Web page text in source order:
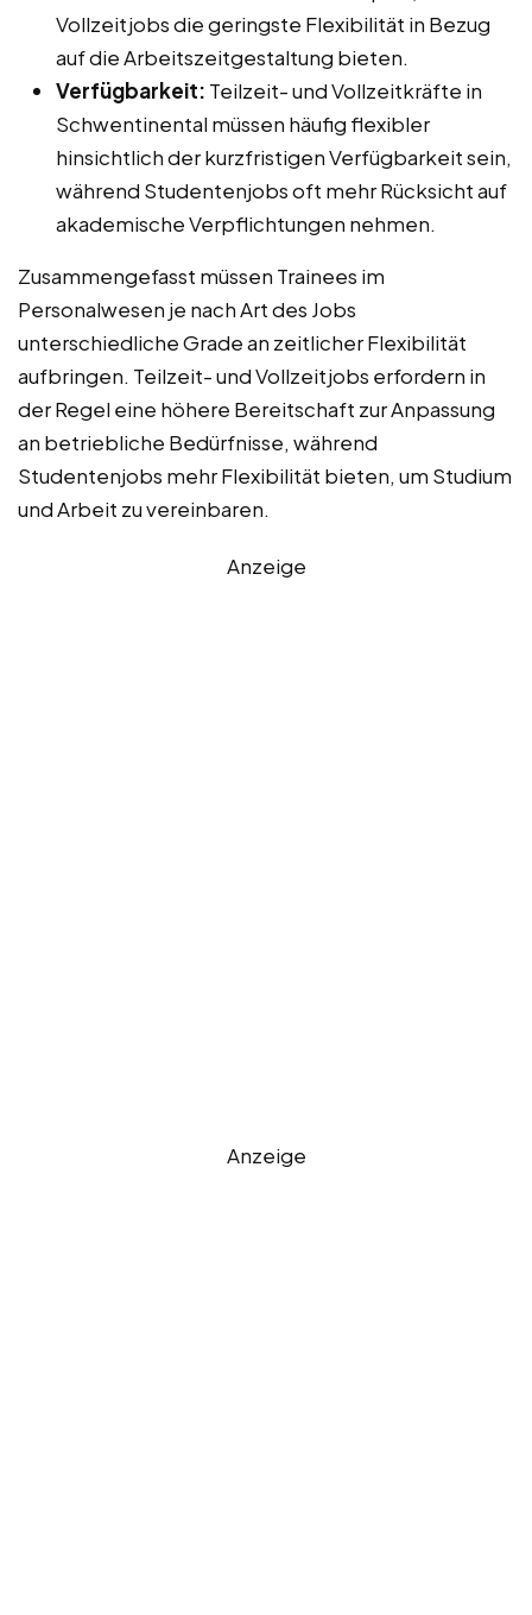
Vollzeitjobs die geringste Flexibilität in Bezug
auf die Arbeitszeitgestaltung bieten.
Verfügbarkeit: Teilzeit- und Vollzeitkräfte in
Schwentinental müssen häufig flexibler
hinsichtlich der kurzfristigen Verfügbarkeit sein,
während Studentenjobs oft mehr Rücksicht auf
akademische Verpflichtungen nehmen.
Zusammengefasst müssen Trainees im
Personalwesen je nach Art des Jobs
unterschiedliche Grade an zeitlicher Flexibilität
aufbringen. Teilzeit- und Vollzeitjobs erfordern in
der Regel eine höhere Bereitschaft zur Anpassung
an betriebliche Bedürfnisse, während
Studentenjobs mehr Flexibilität bieten, um Studium
und Arbeit zu vereinbaren.
Anzeige
Anzeige